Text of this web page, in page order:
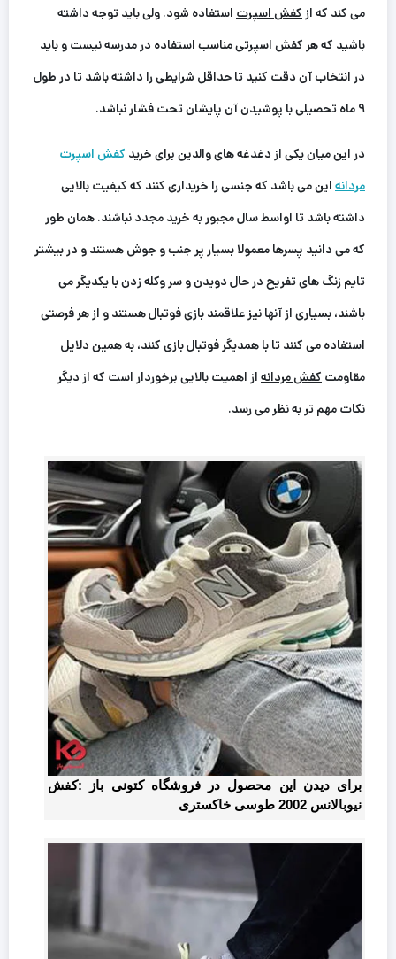
می کند که از کفش اسپرت استفاده شود. ولی باید توجه داشته
باشید که هر کفش اسپرتی مناسب استفاده در مدرسه نیست و باید
در انتخاب آن دقت کنید تا حداقل شرایطی را داشته باشد تا در طول
۹ ماه تحصیلی با پوشیدن آن پایشان تحت فشار نباشد.
در این ‌میان یکی از دغدغه های والدین برای خرید کفش اسپرت
مردانه این‌ می باشد که جنسی را خریداری کنند که کیفیت بالایی
داشته باشد تا اواسط سال مجبور به خرید مجدد نباشند. همان طور
که می دانید پسرها معمولا بسیار پر جنب و جوش هستند و در بیشتر
تایم زنگ های تفریح در حال دویدن و سر وکله زدن با یکدیگر می
باشند، بسیاری از آنها نیز علاقمند بازی فوتبال هستند و از هر فرصتی
استفاده می کنند تا با همدیگر فوتبال بازی کنند، به همین دلایل
مقاومت کفش مردانه از اهمیت بالایی برخوردار است که از دیگر
نکات مهم تر به نظر می رسد.
برای دیدن این محصول در فروشگاه کتونی باز :کفش
نیوبالانس 2002 طوسی خاکستری